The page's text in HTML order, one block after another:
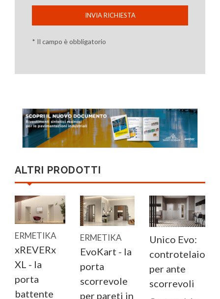
INVIA RICHIESTA
* Il campo è obbligatorio
ALTRI PRODOTTI
ERMETIKA
xREVERx
XL - la
porta
battente
ERMETIKA
EvoKart - la
porta
scorrevole
per pareti in
Unico Evo:
controtelaio
per ante
scorrevoli